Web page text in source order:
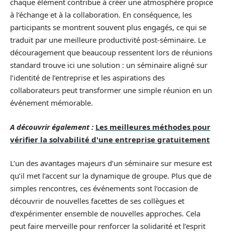
chaque élément contribue à créer une atmosphère propice
à l’échange et à la collaboration. En conséquence, les
participants se montrent souvent plus engagés, ce qui se
traduit par une meilleure productivité post-séminaire. Le
découragement que beaucoup ressentent lors de réunions
standard trouve ici une solution : un séminaire aligné sur
l’identité de l’entreprise et les aspirations des
collaborateurs peut transformer une simple réunion en un
événement mémorable.
A découvrir également : Les meilleures méthodes pour
vérifier la solvabilité d'une entreprise gratuitement
L’un des avantages majeurs d’un séminaire sur mesure est
qu’il met l’accent sur la dynamique de groupe. Plus que de
simples rencontres, ces événements sont l’occasion de
découvrir de nouvelles facettes de ses collègues et
d’expérimenter ensemble de nouvelles approches. Cela
peut faire merveille pour renforcer la solidarité et l’esprit